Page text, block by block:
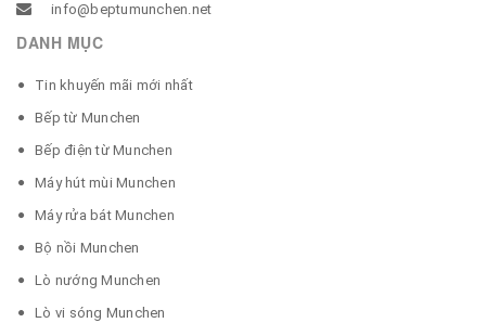
info@beptumunchen.net
DANH MỤC
Tin khuyến mãi mới nhất
Bếp từ Munchen
Bếp điện từ Munchen
Máy hút mùi Munchen
Máy rửa bát Munchen
Bộ nồi Munchen
Lò nướng Munchen
Lò vi sóng Munchen